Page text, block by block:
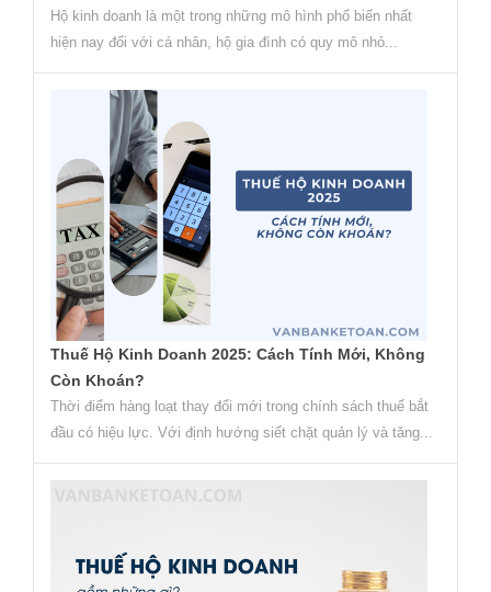
Hộ kinh doanh là một trong những mô hình phổ biến nhất
hiện nay đối với cá nhân, hộ gia đình có quy mô nhỏ...
Thuế Hộ Kinh Doanh 2025: Cách Tính Mới, Không
Còn Khoán?
Thời điểm hàng loạt thay đổi mới trong chính sách thuế bắt
đầu có hiệu lực. Với định hướng siết chặt quản lý và tăng...